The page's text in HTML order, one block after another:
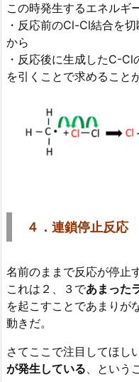
この時発生するエネルギ
・反応前のCl-Cl結合を
から
・反応後に生成したC-
を引くことで求めること
４．連鎖停止反応
名前のままで反応が停止
これは２、３であまった
を起こすことであまり
動きだ。
さてここで注目してほし
が発生している、という